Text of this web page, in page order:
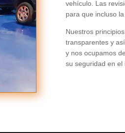
vehículo. Las
para que incluso
Nuestros
transparentes y
y nos ocupamos
su seguridad en el